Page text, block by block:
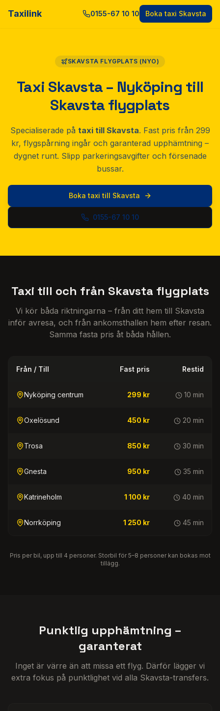
Taxilink 0155-67 10 10 Boka taxi Skavsta
SKAVSTA FLYGPLATS (NYO)
Taxi Skavsta – Nyköping till
Skavsta flygplats
Specialiserade på taxi till Skavsta. Fast pris från 299
kr, flygspårning ingår och garanterad upphämtning –
dygnet runt. Slipp parkeringsavgifter och försenade
bussar.
Boka taxi till Skavsta
0155-67 10 10
Taxi till och från Skavsta flygplats
Vi kör båda riktningarna – från ditt hem till Skavsta
inför avresa, och från ankomsthallen hem efter resan.
Samma fasta pris åt båda hållen.
Från / Till Fast pris Restid
Nyköping centrum 299 kr 10 min
Oxelösund 450 kr 20 min
Trosa 850 kr 30 min
Gnesta 950 kr 35 min
Katrineholm 1 100 kr 40 min
Norrköping 1 250 kr 45 min
Pris per bil, upp till 4 personer. Storbil för 5–8 personer kan bokas mot
tillägg.
Punktlig upphämtning –
garanterat
Inget är värre än att missa ett flyg. Därför lägger vi
extra fokus på punktlighet vid alla Skavsta-transfers.